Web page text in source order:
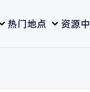
热门地点 资源